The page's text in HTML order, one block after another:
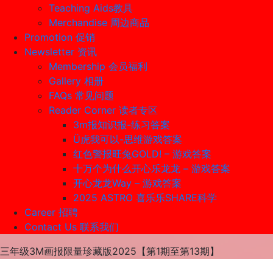
Teaching Aids教具
Merchandise 周边商品
Promotion 促销
Newsletter 资讯
Membership 会员福利
Gallery 相册
FAQs 常见问题
Reader Corner 读者专区
3m报知识报-练习答案
Ü虎我可以-思维游戏答案
红色警报旺兔GOLD! – 游戏答案
十万个为什么开心乐龙龙 – 游戏答案
开心龙龙Way – 游戏答案
2025 ASTRO 喜乐乐SHARE科学
Career 招聘
Contact Us 联系我们
三年级3M画报限量珍藏版2025【第1期至第13期】